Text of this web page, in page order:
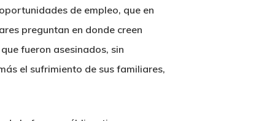
de empleo, que en
preguntan en donde creen
fueron asesinados, sin
el sufrimiento de sus familiares,